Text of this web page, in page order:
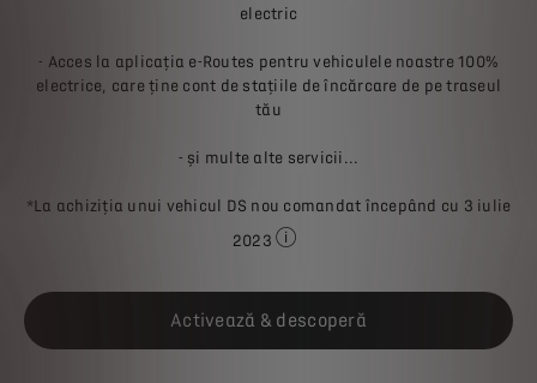
electric
- Acces la aplicația e-Routes pentru vehiculele noastre 100%
electrice, care ține cont de stațiile de încărcare de pe traseul
tău
- și multe alte servicii...
*La achiziția unui vehicul DS nou comandat începând cu 3 iulie
2023
Activează & descoperă